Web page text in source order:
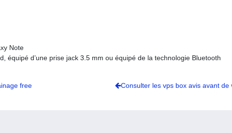
Note
équipé d’une prise jack 3.5 mm ou équipé de la technologie Bluetooth
free Consulter les vps box avis avant de